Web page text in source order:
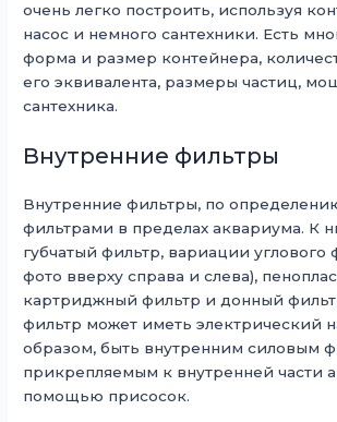
очень легко построить, используя
насос и немного сантехники. Есть
форма и размер контейнера,
его эквивалента, размеры частиц,
сантехника.
Внутренние фильтры
Внутренние фильтры, по
фильтрами в пределах аквариума. К
губчатый фильтр, вариации углового
фото вверху справа и слева),
картриджный фильтр и донный
фильтр может иметь электрический
образом, быть внутренним силовым
прикрепляемым к внутренней части
помощью присосок.